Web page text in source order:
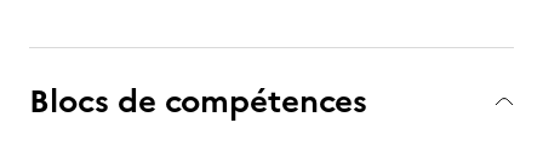
Blocs de compétences